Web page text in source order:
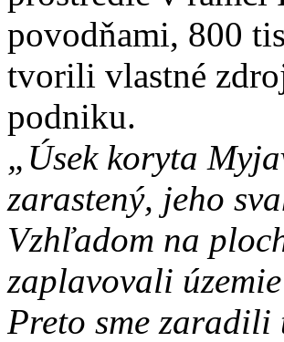
povodňami, 800
tvorili vlastné
podniku.
„Úsek koryta
zarastený, jeho
Vzhľadom na
zaplavovali
Preto sme zaradili